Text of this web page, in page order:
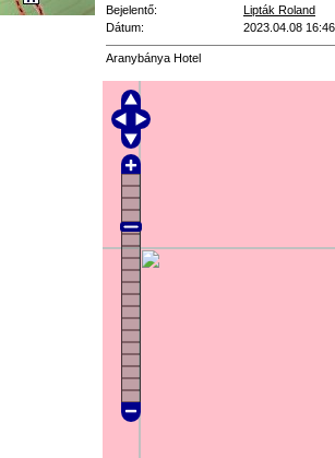
Bejelentő:
Lipták Roland
Dátum:
2023.04.08 16:46
Aranybánya Hotel